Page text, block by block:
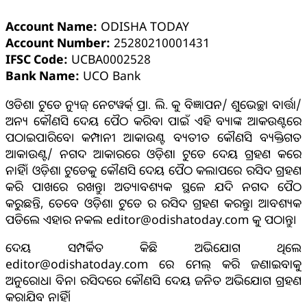
Account Name: ODISHA TODAY
Account Number: 25280210001431
IFSC Code: UCBA0002528
Bank Name: UCO Bank
ଓଡିଶା ଟୁଡେ ନ୍ୟୁଜ୍ ନେଟୱର୍କ୍ ପ୍ରା. ଲି. କୁ ବିଜ୍ଞାପନ/ ଶୁଭେଚ୍ଛା ବାର୍ତ୍ତା/
ଅନ୍ୟ କୌଣସି ଦେୟ ପୈଠ କରିବା ପାଇଁ ଏହି ବ୍ୟାଙ୍କ ଆକଉଣ୍ଟରେ
ପଠାଇପାରିବେ। କମ୍ପାନୀ ଆକାଉଣ୍ଟ ବ୍ୟତୀତ କୌଣସି ବ୍ୟକ୍ତିଗତ
ଆକାଉଣ୍ଟ/ ନଗଦ ଆକାରରେ ଓଡ଼ିଶା ଟୁଡେ ଦେୟ ଗ୍ରହଣ କରେ
ନାହିଁ। ଓଡ଼ିଶା ଟୁଡେକୁ କୌଣସି ଦେୟ ପୈଠ କଲାପରେ ରସିଦ ଗ୍ରହଣ
କରି ପାଖରେ ରଖନ୍ତୁ। ଅତ୍ୟାବଶ୍ୟକ ସ୍ଥଳେ ଯଦି ନଗଦ ପୈଠ
କରୁଛନ୍ତି, ତେବେ ଓଡ଼ିଶା ଟୁଡେ ର ରସିଦ ଗ୍ରହଣ କରନ୍ତୁ। ଆବଶ୍ୟକ
ପଡିଲେ ଏହାର ନକଲ editor@odishatoday.com କୁ ପଠାନ୍ତୁ।
ଦେୟ ସମ୍ପର୍କିତ କିଛି ଅଭିଯୋଗ ଥିଲେ
editor@odishatoday.com ରେ ମେଲ୍ କରି ଜଣାଇବାକୁ
ଅନୁରୋଧ। ବିନା ରସିଦରେ କୌଣସି ଦେୟ ଜନିତ ଅଭିଯୋଗ ଗ୍ରହଣ
କରାଯିବ ନାହିଁ।